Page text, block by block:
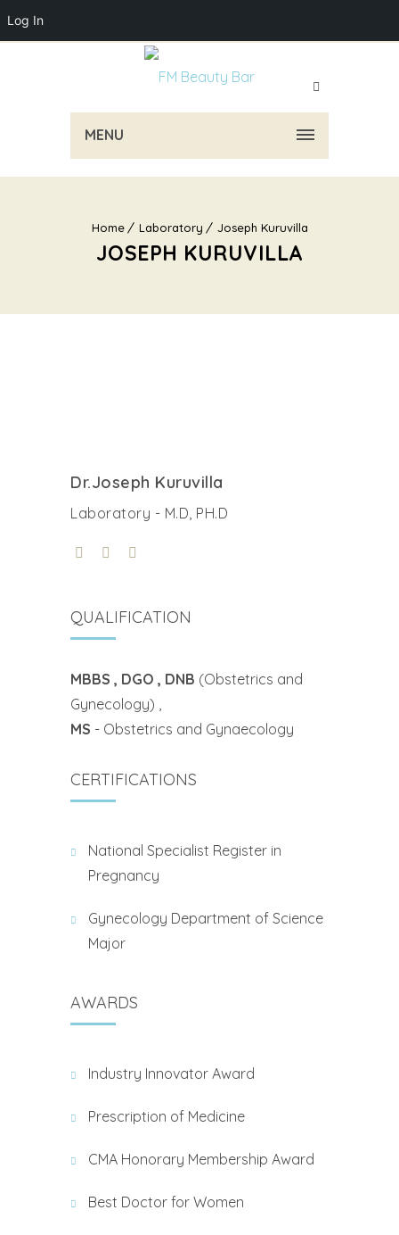
Log In
MENU
Home Laboratory Joseph Kuruvilla
JOSEPH KURUVILLA
Dr.Joseph Kuruvilla
Laboratory - M.D, PH.D
QUALIFICATION
MBBS , DGO , DNB (Obstetrics and
Gynecology) ,
MS - Obstetrics and Gynaecology
CERTIFICATIONS
National Specialist Register in
Pregnancy
Gynecology Department of Science
Major
AWARDS
Industry Innovator Award
Prescription of Medicine
CMA Honorary Membership Award
Best Doctor for Women